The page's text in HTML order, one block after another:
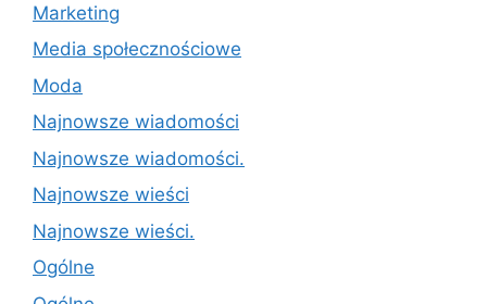
Marketing
Media społecznościowe
Moda
Najnowsze wiadomości
Najnowsze wiadomości.
Najnowsze wieści
Najnowsze wieści.
Ogólne